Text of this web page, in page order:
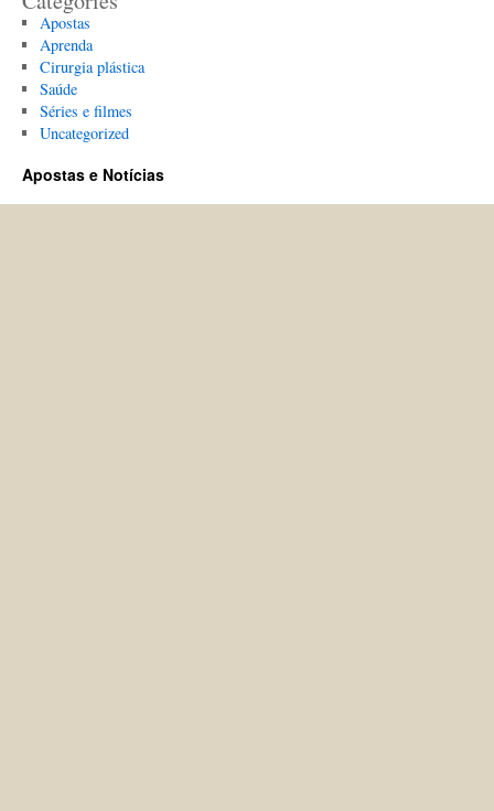
Apostas
Aprenda
Cirurgia plástica
Saúde
Séries e filmes
Uncategorized
Apostas e Notícias